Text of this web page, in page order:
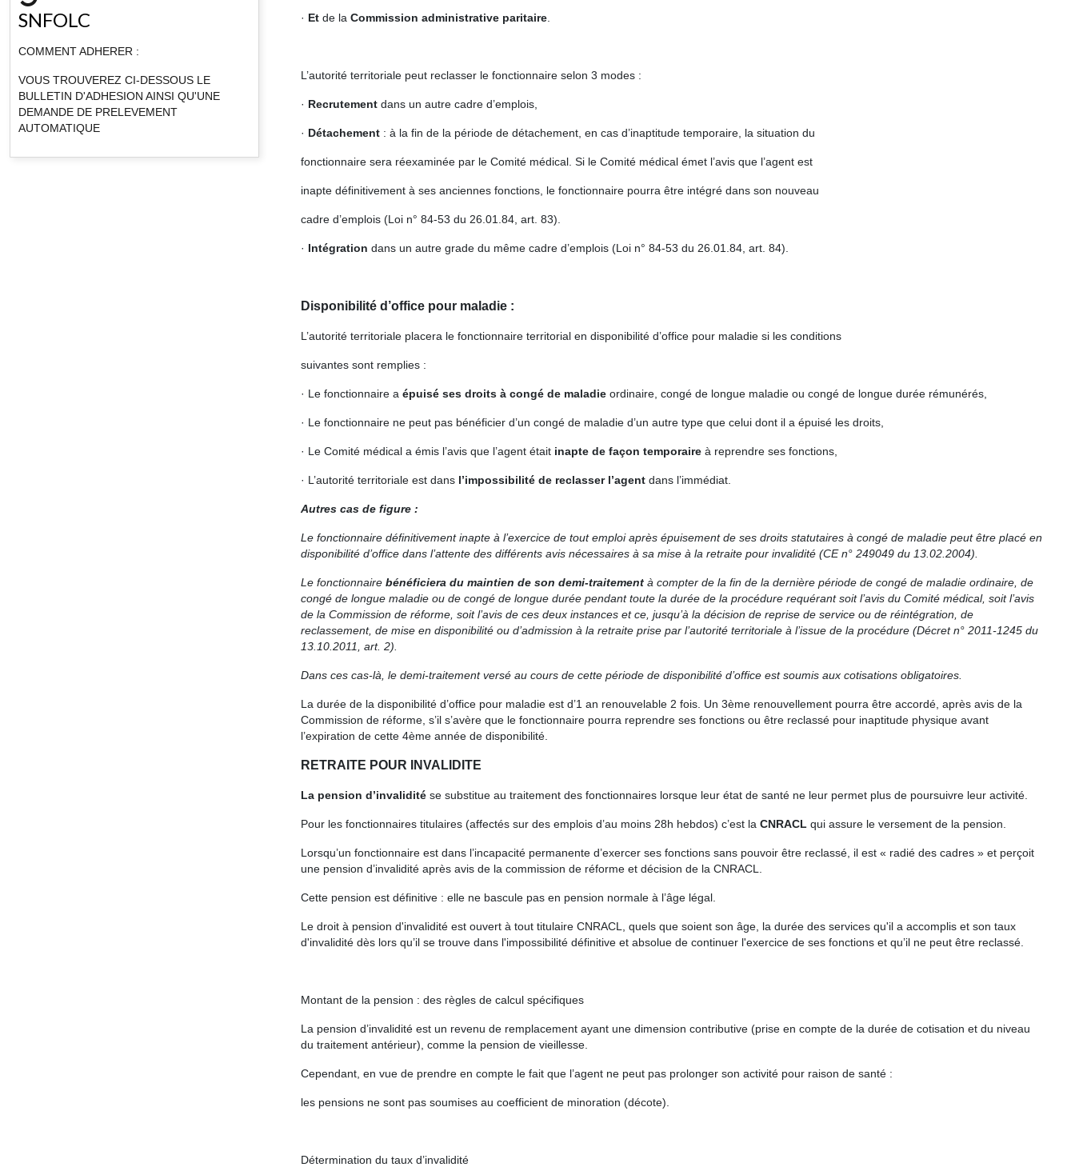
· Et de la Commission administrative paritaire
L’autorité territoriale peut reclasser le fonctionnaire selon 3 modes :
· Recrutement dans un autre cadre d’emplois,
· Détachement : à la fin de la période de détachement, en cas d’inaptitude temporaire, la situation du
fonctionnaire sera réexaminée par le Comité médical. Si le Comité médical émet l’avis que l’agent est
inapte définitivement à ses anciennes fonctions, le fonctionnaire pourra être intégré dans son nouveau
cadre d’emplois (Loi n° 84-53 du 26.01.84, art. 83).
· Intégration dans un autre grade du même cadre d’emplois (Loi n° 84-53 du 26.01.84, art. 84).
Disponibilité d’office pour maladie :
L’autorité territoriale placera le fonctionnaire territorial en disponibilité d’office pour maladie si les conditions
suivantes sont remplies :
· Le fonctionnaire a épuisé ses droits à congé de maladie ordinaire, congé de longue maladie ou congé de longue durée rémunérés,
· Le fonctionnaire ne peut pas bénéficier d’un congé de maladie d’un autre type que celui dont il a épuisé les droits,
· Le Comité médical a émis l’avis que l’agent était inapte de façon temporaire à reprendre ses fonctions,
· L’autorité territoriale est dans l’impossibilité de reclasser l’agent dans l’immédiat.
Autres cas de figure :
Le fonctionnaire définitivement inapte à l’exercice de tout emploi après épuisement de ses droits statutaires à congé de maladie peut être placé en
disponibilité d’office dans l’attente des différents avis nécessaires à sa mise à la retraite pour invalidité (CE n° 249049 du 13.02.2004).
Le fonctionnaire bénéficiera du maintien de son demi-traitement à compter de la fin de la dernière période de congé de maladie ordinaire, de
congé de longue maladie ou de congé de longue durée pendant toute la durée de la procédure requérant soit l’avis du Comité médical, soit l’avis
de la Commission de réforme, soit l’avis de ces deux instances et ce, jusqu’à la décision de reprise de service ou de réintégration, de
reclassement, de mise en disponibilité ou d’admission à la retraite prise par l’autorité territoriale à l’issue de la procédure (Décret n° 2011-1245 du
13.10.2011, art. 2).
Dans ces cas-là, le demi-traitement versé au cours de cette période de disponibilité d’office est soumis aux cotisations obligatoires.
La durée de la disponibilité d’office pour maladie est d’1 an renouvelable 2 fois. Un 3ème renouvellement pourra être accordé, après avis de la
Commission de réforme, s’il s’avère que le fonctionnaire pourra reprendre ses fonctions ou être reclassé pour inaptitude physique avant
l’expiration de cette 4ème année de disponibilité.
RETRAITE POUR INVALIDITE
La pension d’invalidité se substitue au traitement des fonctionnaires lorsque leur état de santé ne leur permet plus de poursuivre leur activité.
Pour les fonctionnaires titulaires (affectés sur des emplois d’au moins 28h hebdos) c’est la CNRACL qui assure le versement de la pension.
Lorsqu’un fonctionnaire est dans l’incapacité permanente d’exercer ses fonctions sans pouvoir être reclassé, il est « radié des cadres » et perçoit
une pension d’invalidité après avis de la commission de réforme et décision de la CNRACL.
Cette pension est définitive : elle ne bascule pas en pension normale à l’âge légal.
Le droit à pension d'invalidité est ouvert à tout titulaire CNRACL, quels que soient son âge, la durée des services qu'il a accomplis et son taux
d'invalidité dès lors qu’il se trouve dans l'impossibilité définitive et absolue de continuer l'exercice de ses fonctions et qu’il ne peut être reclassé.
Montant de la pension : des règles de calcul spécifiques
La pension d’invalidité est un revenu de remplacement ayant une dimension contributive (prise en compte de la durée de cotisation et du niveau
du traitement antérieur), comme la pension de vieillesse.
Cependant, en vue de prendre en compte le fait que l’agent ne peut pas prolonger son activité pour raison de santé :
les pensions ne sont pas soumises au coefficient de minoration (décote).
Détermination du taux d’invalidité
SNFOLC
COMMENT ADHERER :
VOUS TROUVEREZ CI-DESSOUS LE
BULLETIN D'ADHESION AINSI QU'UNE
DEMANDE DE PRELEVEMENT
AUTOMATIQUE